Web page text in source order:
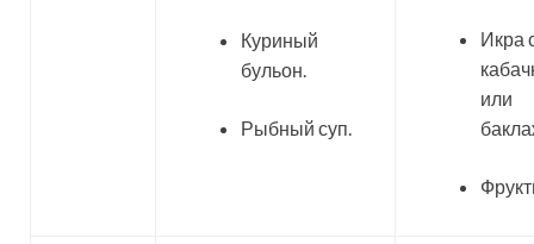
Куриный
бульон.
Рыбный суп.
Икра
или